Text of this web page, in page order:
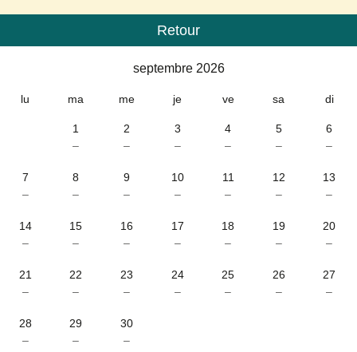
Calendrier
Retour
septembre 2026
lu ma me je ve sa di
1
–
2
–
3
–
4
–
5
–
6
–
7
–
8
–
9
–
10
–
11
–
12
–
13
–
14
–
15
–
16
–
17
–
18
–
19
–
20
–
21
–
22
–
23
–
24
–
25
–
26
–
27
–
28
–
29
–
30
–